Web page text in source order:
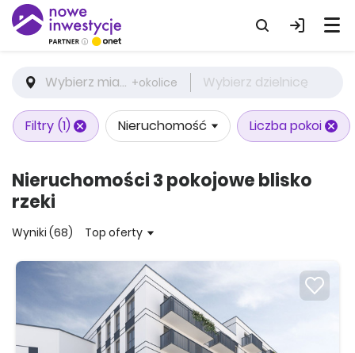
Wybierz miasto +okolice Wybierz dzielnicę
Filtry (1) Nieruchomość Liczba pokoi
Nieruchomości 3 pokojowe blisko
rzeki
Wyniki (68) Top oferty